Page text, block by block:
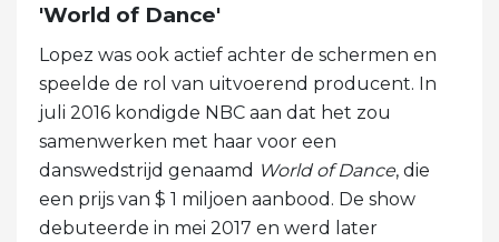
'World of Dance'
Lopez was ook actief achter de schermen en
speelde de rol van uitvoerend producent. In
juli 2016 kondigde NBC aan dat het zou
samenwerken met haar voor een
danswedstrijd genaamd World of Dance, die
een prijs van $ 1 miljoen aanbood. De show
debuteerde in mei 2017 en werd later